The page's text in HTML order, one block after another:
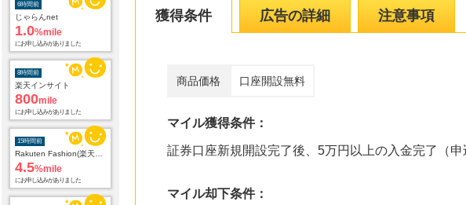
楽天インサイト
800mile
にお申し込みがありました
4.5%mile
にお申し込みがありました
楽天市場
2.0%mile
にお申し込みがありました
獲得条件 広告の詳細 注意事項
商品価格 口座開設無料
マイル獲得条件：
証券口座新規開設完了後、5万円以上の入金完了（申
マイル却下条件：